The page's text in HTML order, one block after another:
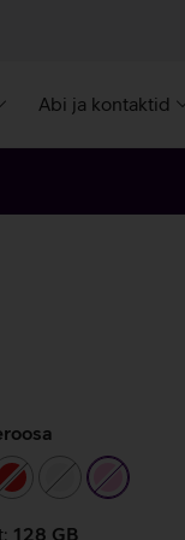
Abi ja kontaktid
punanevalgeheleroosa
128 GB